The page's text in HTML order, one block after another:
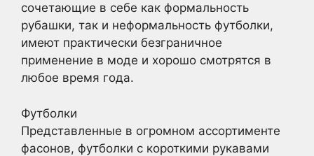
сочетающие в себе как формальность
рубашки, так и неформальность футболки,
имеют практически безграничное
применение в моде и хорошо смотрятся в
любое время года.
Футболки
Представленные в огромном ассортименте
фасонов, футболки с короткими рукавами